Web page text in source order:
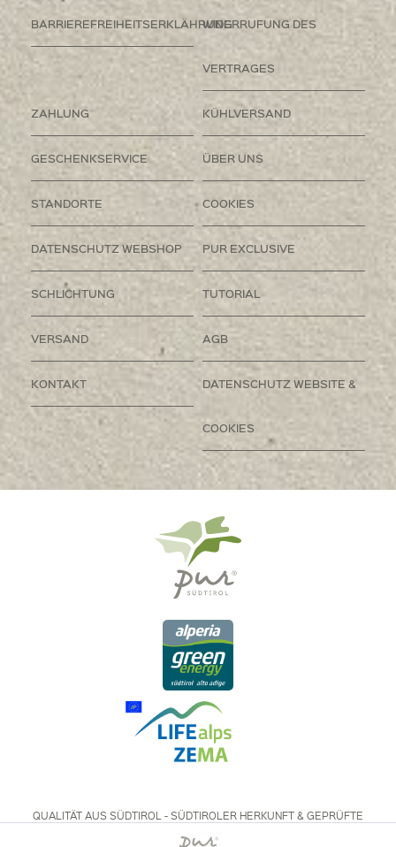
BARRIEREFREIHEITSERKLÄHRUNGWIDERRUFUNG DES
VERTRAGES
ZAHLUNG KÜHLVERSAND
GESCHENKSERVICE ÜBER UNS
STANDORTE COOKIES
DATENSCHUTZ WEBSHOP PUR EXCLUSIVE
SCHLICHTUNG TUTORIAL
VERSAND AGB
KONTAKT DATENSCHUTZ WEBSITE &
COOKIES
QUALITÄT AUS SÜDTIROL - SÜDTIROLER HERKUNFT & GEPRÜFTE
QUALITÄT